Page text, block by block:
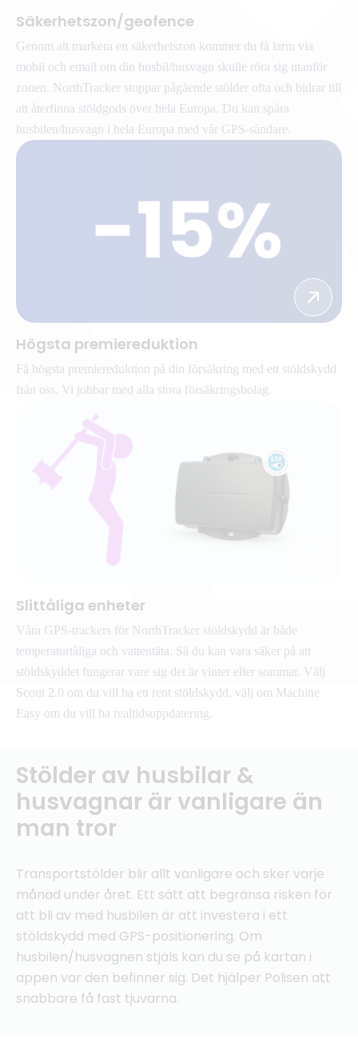
Säkerhetszon/geofence
Genom att markera en säkerhetszon kommer du få larm via
mobil och email om din husbil/husvagn skulle röra sig utanför
zonen. NorthTracker stoppar pågående stölder ofta och bidrar till
att återfinna stöldgods över hela Europa. Du kan spåra
husbilen/husvagn i hela Europa med vår GPS-sändare.
Högsta premiereduktion
Få högsta premiereduktion på din försäkring med ett stöldskydd
från oss. Vi jobbar med alla stora försäkringsbolag.
Slittåliga enheter
Våra GPS-trackers för NorthTracker stöldskydd är både
temperaturtåliga och vattentäta. Så du kan vara säker på att
stöldskyddet fungerar vare sig det är vinter eller sommar. Välj
Scout 2.0 om du vill ha ett rent stöldskydd, välj om Machine
Easy om du vill ha realtidsuppdatering.
Stölder av husbilar &
husvagnar är vanligare än
man tror
Transportstölder blir allt vanligare och sker varje
månad under året. Ett sätt att begränsa risken för
att bli av med husbilen är att investera i ett
stöldskydd med GPS-positionering. Om
husbilen/husvagnen stjäls kan du se på kartan i
appen var den befinner sig. Det hjälper Polisen att
snabbare få fast tjuvarna.